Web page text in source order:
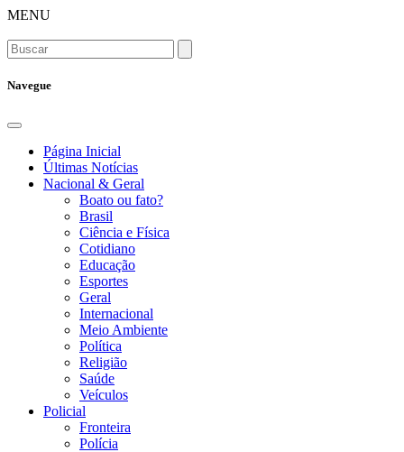
MENU
Navegue
Página Inicial
Últimas Notícias
Nacional & Geral
Boato ou fato?
Brasil
Ciência e Física
Cotidiano
Educação
Esportes
Geral
Internacional
Meio Ambiente
Política
Religião
Saúde
Veículos
Policial
Fronteira
Polícia